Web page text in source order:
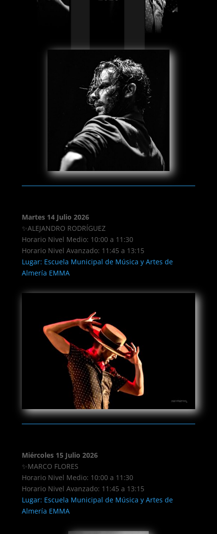
Martes 14 Julio 2026
✨ALEJANDRO RODRÍGUEZ
Horario Nivel Medio: 10:00 a 11:30
Horario Nivel Avanzado: 11:45 a 13:15
Lugar: Escuela Municipal de Música y Artes de
Almería EMMA
Miércoles 15 Julio 2026
✨MARCO FLORES
Horario Nivel Medio: 10:00 a 11:30
Horario Nivel Avanzado: 11:45 a 13:15
Lugar: Escuela Municipal de Música y Artes de
Almería EMMA